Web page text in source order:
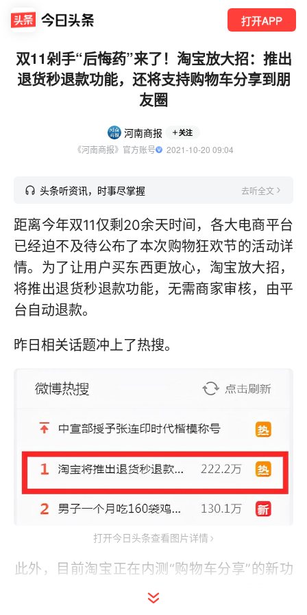
打开APP
双11剁手“后悔药”来了！淘宝放大招：推出
退货秒退款功能，还将支持购物车分享到朋
友圈
河南商报 关注
《河南商报》官方账号
  2021-10-20 09:04
头条听资讯，时事尽掌握 去听全文
距离今年双11仅剩20余天时间，各大电商平台
已经迫不及待公布了本次购物狂欢节的活动详
情。为了让用户买东西更放心，淘宝放大招，
将推出退货秒退款功能，无需商家审核，由平
台自动退款。
昨日相关话题冲上了热搜。
打开今日头条查看图片详情
此外，目前淘宝正在内测“购物车分享”的新功
能。该功能将于10月27日正式上线。据悉，该